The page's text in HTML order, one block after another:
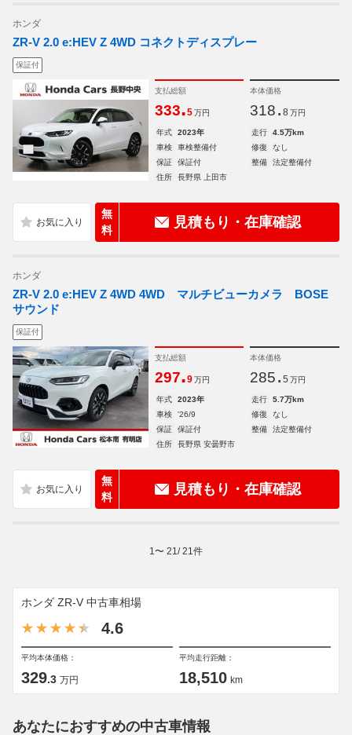
ホンダ
ZR-V 2.0 e:HEV Z 4WD コネクトディスプレー
保証付
支払総額
333.5 万円
本体価格
318. 8 万円
年式 2023年 走行
4.5万km
車検
車検整備付 修復
なし
保証
保証付 整備
法定整備付
住所
長野県 上田市
無
料
見積もり・在庫確認
ホンダ
ZR-V 2.0 e:HEV Z 4WD 4WD マルチビューカメラ BOSE
サウンド
保証付
支払総額
297.9 万円
本体価格
285. 5 万円
年式 2023年 走行
5.7万km
車検
'26/9 修復
なし
保証
保証付 整備
法定整備付
住所
長野県 安曇野市
無
料
見積もり・在庫確認
1〜 21/21件
ホンダ ZR-V 中古車相場
4.6
平均本体価格：
329.3 万円
平均走行距離：
18,510 km
あなたにおすすめの中古車情報